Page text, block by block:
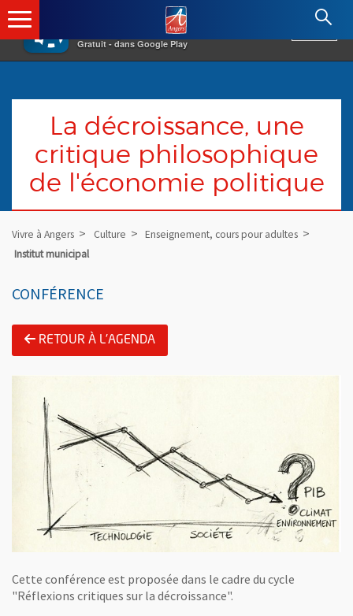
×
Gratuit - dans Google Play
Angers.fr : Retour à l'accueil
La décroissance, une
critique philosophique
de l'économie politique
Vivre à Angers Culture
Enseignement, cours pour adultes
Institut municipal
CONFÉRENCE
RETOUR À L'AGENDA
Cette conférence est proposée dans le cadre du cycle
"Réflexions critiques sur la décroissance".